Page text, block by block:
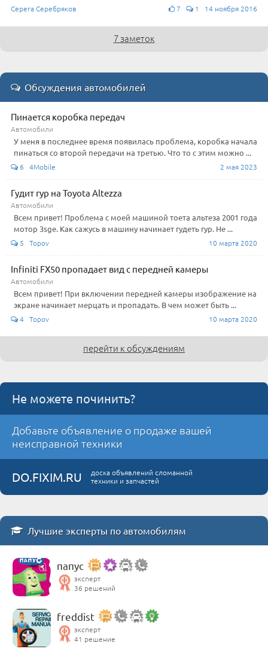
Серега Серебряков 7 1 14 ноября 2016
7 заметок
Обсуждения автомобилей
Пинается коробка передач
Автомобили
У меня в последнее время появилась проблема, коробка начала
пинаться со второй передачи на третью. Что то с этим можно ...
6 4Mobile 2 мая 2023
Гудит гур на Toyota Altezza
Автомобили
Всем привет! Проблема с моей машиной тоета альтеза 2001 года
мотор 3sge. Как сажусь в машину начинает гудеть гур. Не ...
5 Topov 10 марта 2020
Infiniti FX50 пропадает вид с передней камеры
Автомобили
Всем привет! При включении передней камеры изображение на
экране начинает мерцать и пропадать. В чем может быть ...
4 Topov 10 марта 2020
перейти к обсуждениям
Не можете починить?
Добавьте объявление о продаже вашей
неисправной техники
DO.FIXIM.RU
доска объявлений сломанной
техники и запчастей
Лучшие эксперты по автомобилям
папус
эксперт
36 решений
freddist
эксперт
41 решение